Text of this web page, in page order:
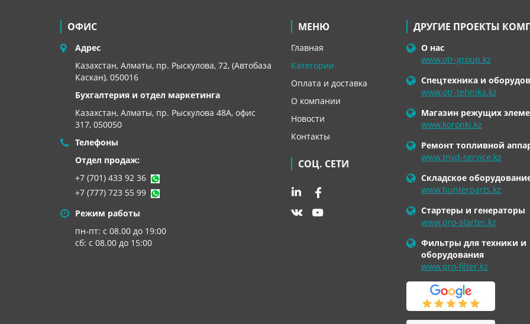
ОФИС
Адрес
Казахстан, Алматы, пр. Рыскулова, 72, (Автобаза
Каскан), 050016
Бухгалтерия и отдел маркетинга
Казахстан, Алматы, пр. Рыскулова 48А, офис
317, 050050
Телефоны
Отдел продаж:
+7 (701) 433 92 36
+7 (777) 723 55 99
Режим работы
пн-пт: с 08.00 до 19:00
сб: с 08.00 до 15:00
МЕНЮ
Главная
Категории
Оплата и доставка
О компании
Новости
Контакты
СОЦ. СЕТИ
ДРУГИЕ ПРОЕКТЫ
О нас
www.otr-group.kz
Спецтехника и
www.otr-tehnika.kz
Магазин режущих
www.koronki.kz
Ремонт топливной
www.tnvd-service.kz
Складское
www.hunterparts.kz
Стартеры и генераторы
www.pro-starter.kz
Фильтры для техники и
оборудования
www.pro-filter.kz